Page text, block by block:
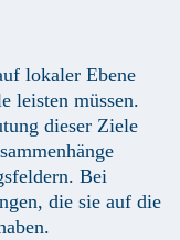
lokaler Ebene
leisten müssen.
dieser Ziele
Bei
die sie auf die